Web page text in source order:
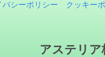
バシーポリシー クッキー
アステリア